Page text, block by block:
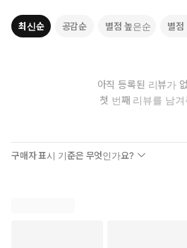
최신순 공감순 별점 높은순 별점
아직 등록된 리뷰가
첫 번째 리뷰를 남
구매자 표시 기준은 무엇인가요?